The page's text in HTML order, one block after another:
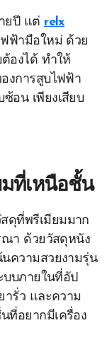
ยปี แต่ relx
ฟ้ามือใหม่ ด้วย
องได้ ทำให้
งการสูบไฟฟ้า
อน เพียงเสียบ
ที่เหนือชั้น
ดุที่พรีเมียมมาก
ณา ด้วยวัสดุหนัง
ความสวยงามรุ่น
บบภายในที่อัป
ารั่ว และความ
ที่อยากมีเครื่อง